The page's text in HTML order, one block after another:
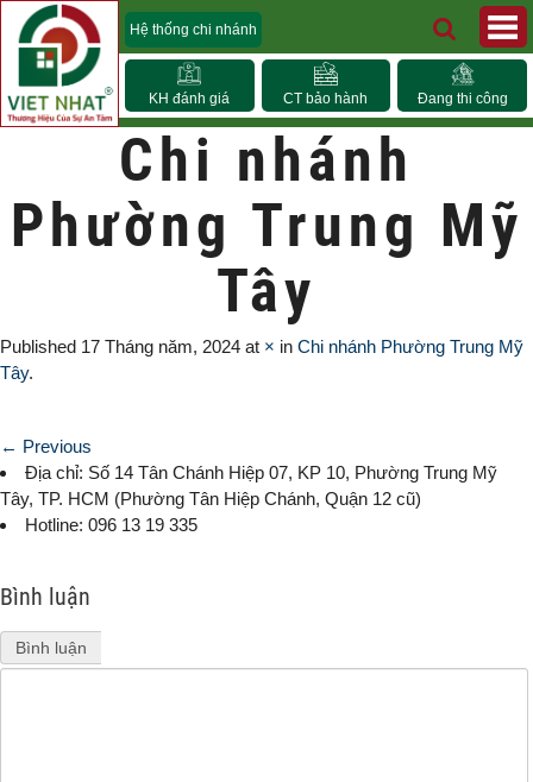
Hệ thống chi nhánh
KH đánh giá CT bảo hành Đang thi công
Chi nhánh
Phường Trung Mỹ
Tây
Published 17 Tháng năm, 2024 at × in Chi nhánh Phường Trung Mỹ
Tây.
← Previous
Địa chỉ: Số 14 Tân Chánh Hiệp 07, KP 10, Phường Trung Mỹ
Tây, TP. HCM (Phường Tân Hiệp Chánh, Quận 12 cũ)
Hotline: 096 13 19 335
Bình luận
Bình luận